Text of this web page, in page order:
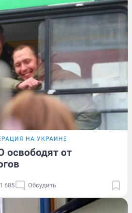
НА УКРАИНЕ
освободят от
1 685 Обсудить